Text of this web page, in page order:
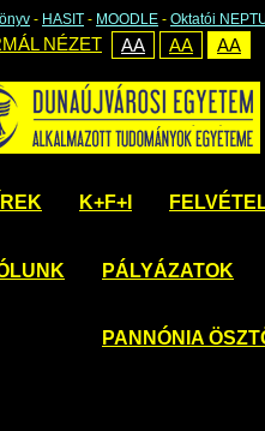
- HASIT - MOODLE - Oktatói
NÉZET AA AA AA
K+F+I
PÁLYÁZATOK
PANNÓNIA